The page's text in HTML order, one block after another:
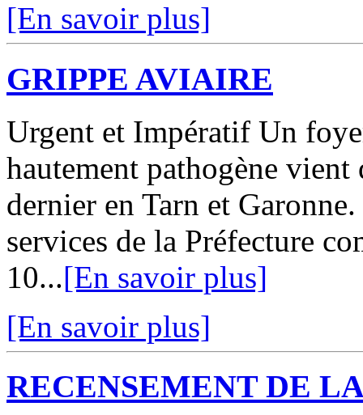
[En savoir plus]
GRIPPE AVIAIRE
Urgent et Impératif Un
hautement pathogène
dernier en Tarn et
services de la Préfecture
10...[En savoir plus]
[En savoir plus]
RECENSEMENT DE